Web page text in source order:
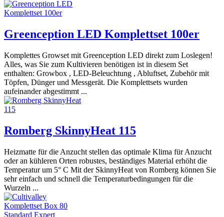
Greenception LED Komplettset 100er
Komplettes Growset mit Greenception LED direkt zum Loslegen!
Alles, was Sie zum Kultivieren benötigen ist in diesem Set
enthalten: Growbox , LED-Beleuchtung , Abluftset, Zubehör mit
Töpfen, Dünger und Messgerät. Die Komplettsets wurden
aufeinander abgestimmt ...
Romberg SkinnyHeat 115
Heizmatte für die Anzucht stellen das optimale Klima für Anzucht
oder an kühleren Orten robustes, beständiges Material erhöht die
Temperatur um 5° C Mit der SkinnyHeat von Romberg können Sie
sehr einfach und schnell die Temperaturbedingungen für die
Wurzeln ...